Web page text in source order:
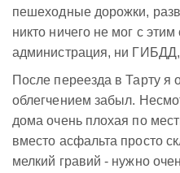
пешеходные дорожки,
никто ничего не мог с
администрация, ни
После переезда в Тарту я
облегчением забыл.
дома очень плохая по
вместо асфальта просто
мелкий гравий - нужно